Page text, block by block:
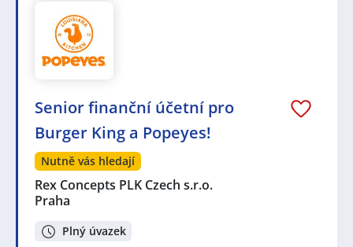
Senior finanční účetní pro
Burger King a Popeyes!
Nutně vás hledají
Rex Concepts PLK Czech s.r.o.
Praha
Plný úvazek